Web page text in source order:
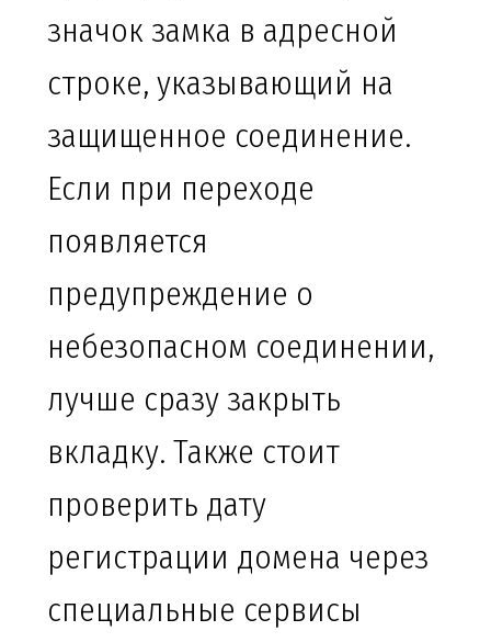
значок замка в адресной
строке, указывающий на
защищенное соединение.
Если при переходе
появляется
предупреждение о
небезопасном соединении,
лучше сразу закрыть
вкладку. Также стоит
проверить дату
регистрации домена через
специальные сервисы